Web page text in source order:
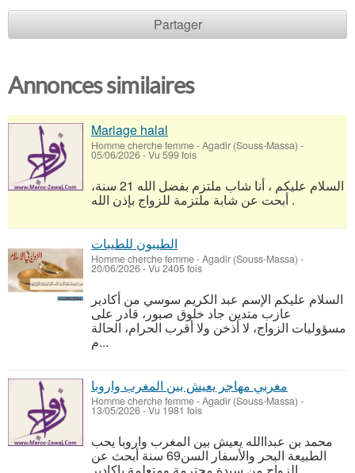
Partager
Annonces similaires
Mariage halal
Homme cherche femme-Agadir (Souss-Massa) -
05/06/2026 - Vu 599 fois
السلام عليكم ، أنا شاب ملتزم بفضل الله 21 سنة،
أبحت عن شابة ملتزمة للزواج بإذن الله .
الطيبون للطيبات
Homme cherche femme-Agadir (Souss-Massa) -
20/06/2026 - Vu 2405 fois
السلام عليكم الإسم عبد الكريم سوسي من أكادير
عازب متدين جاد خلوق صبور، قادر على
مسؤوليات الزواج، لا أذخن ولا أقرب الحرام، الحالة
م...
مغربي مهاجر يعيش بين المغرب واروبا
Homme cherche femme-Agadir (Souss-Massa) -
13/05/2026 - Vu 1981 fois
محمد بن عبداالله يعيش بين المغرب واروبا يحب
الطبيعة البحر والأسفار السن69 سنة أبحث عن